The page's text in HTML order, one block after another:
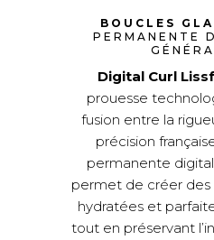
BOUCLES
PERMANENTE
Digital Curl
prouesse
fusion entre la
précision
permanente
permet de créer des
hydratées et
tout en préservant